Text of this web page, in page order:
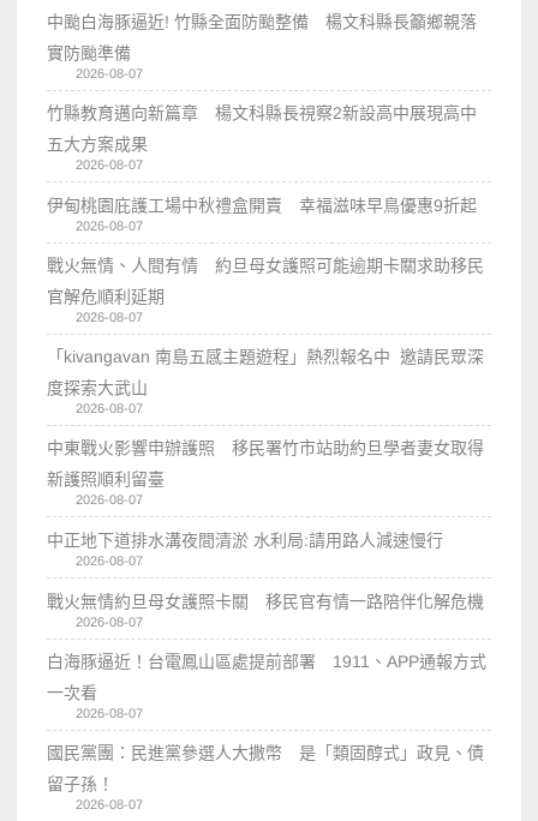
中颱白海豚逼近! 竹縣全面防颱整備 楊文科縣長籲鄉親落
實防颱準備
2026-08-07
竹縣教育邁向新篇章 楊文科縣長視察2新設高中展現高中
五大方案成果
2026-08-07
伊甸桃園庇護工場中秋禮盒開賣 幸福滋味早鳥優惠9折起
2026-08-07
戰火無情、人間有情 約旦母女護照可能逾期卡關求助移民
官解危順利延期
2026-08-07
「kivangavan 南島五感主題遊程」熱烈報名中 邀請民眾深
度探索大武山
2026-08-07
中東戰火影響申辦護照 移民署竹市站助約旦學者妻女取得
新護照順利留臺
2026-08-07
中正地下道排水溝夜間清淤 水利局:請用路人減速慢行
2026-08-07
戰火無情約旦母女護照卡關 移民官有情一路陪伴化解危機
2026-08-07
白海豚逼近！台電鳳山區處提前部署 1911、APP通報方式
一次看
2026-08-07
國民黨團：民進黨參選人大撒幣 是「類固醇式」政見、債
留子孫！
2026-08-07